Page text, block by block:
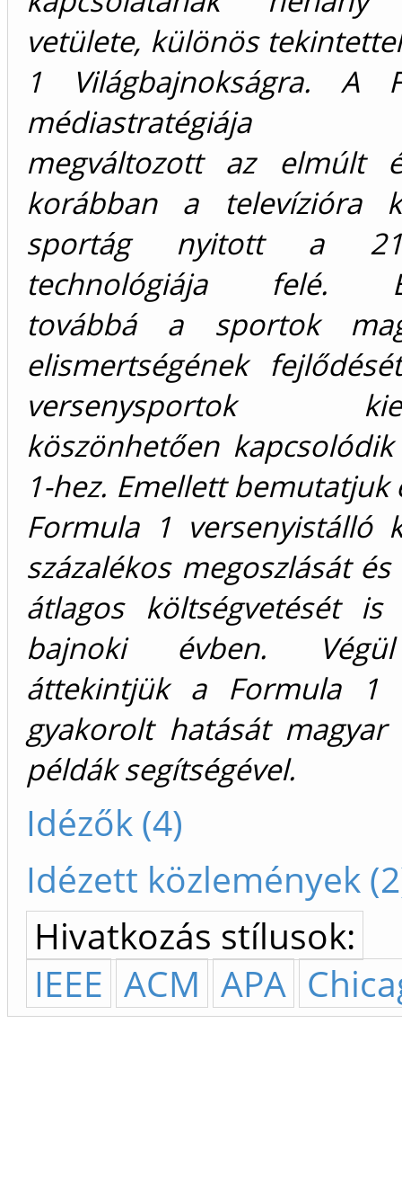
vetülete, különös
1 Világbajnokságra. A
médiastratégiája
megváltozott az elmúlt
korábban a televízióra
sportág nyitott a
technológiája felé.
továbbá a sportok
elismertségének
versenysportok
köszönhetően
1-hez. Emellett bemutatjuk
Formula 1 versenyistálló
százalékos megoszlását
átlagos költségvetését is
bajnoki évben.
áttekintjük a Formula 1
gyakorolt hatását
példák segítségével.
Idézők (4)
Idézett közlemények
Hivatkozás stílusok:
IEEE ACM APA